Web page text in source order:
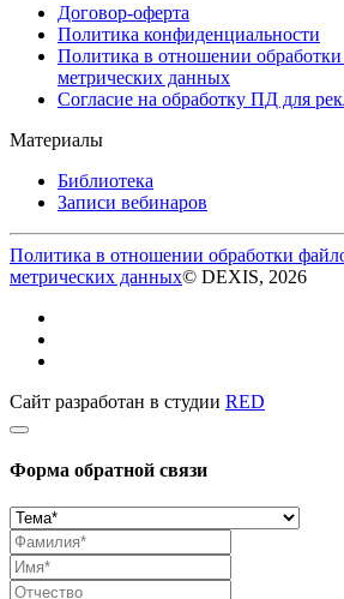
Договор-оферта
Политика конфиденциальности
Политика в отношении
метрических данных
Согласие на обработку ПД для
Материалы
Библиотека
Записи вебинаров
Политика в отношении обработки
метрических данных© DEXIS, 2026
Сайт разработан в студии RED
Форма обратной связи